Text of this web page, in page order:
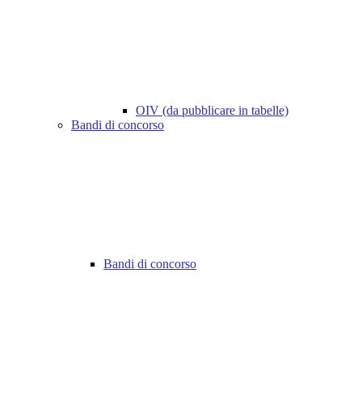
OIV (da pubblicare in tabelle)
Bandi di concorso
Bandi di concorso